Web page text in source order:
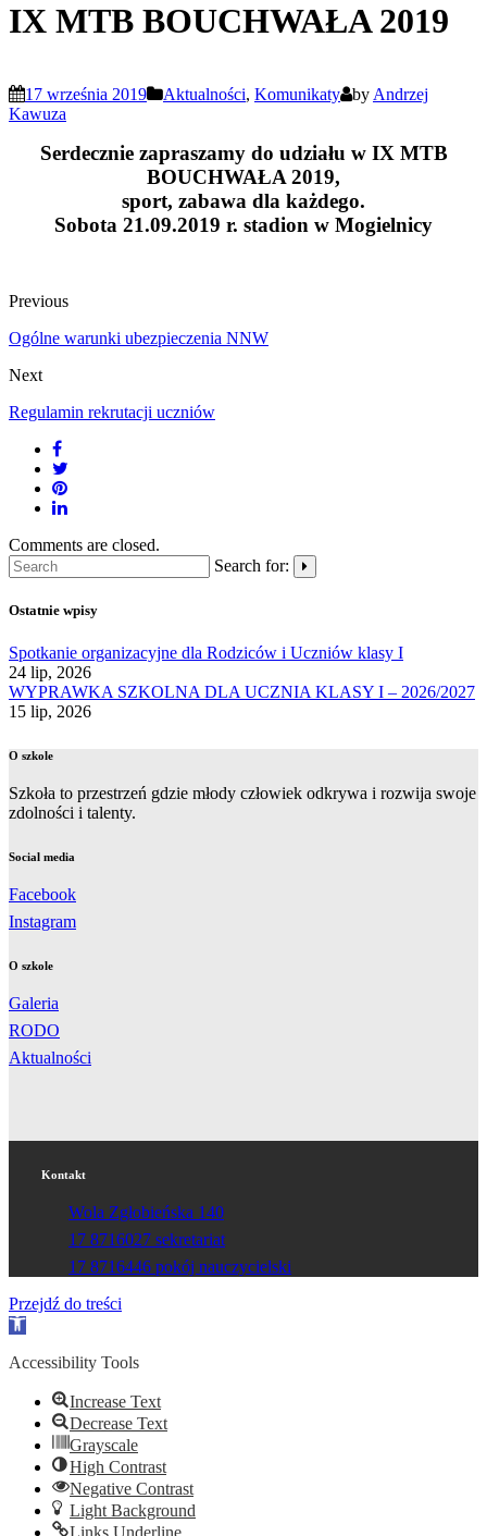
IX MTB BOUCHWAŁA 2019
17 września 2019 Aktualności, Komunikaty by Andrzej
Kawuza
Serdecznie zapraszamy do udziału w IX MTB
BOUCHWAŁA 2019,
sport, zabawa dla każdego.
Sobota 21.09.2019 r. stadion w Mogielnicy
Previous
Ogólne warunki ubezpieczenia NNW
Next
Regulamin rekrutacji uczniów
Comments are closed.
Search for:
Ostatnie wpisy
Spotkanie organizacyjne dla Rodziców i Uczniów klasy I
24 lip, 2026
WYPRAWKA SZKOLNA DLA UCZNIA KLASY I – 2026/2027
15 lip, 2026
O szkole
Szkoła to przestrzeń gdzie młody człowiek odkrywa i rozwija swoje
zdolności i talenty.
Social media
Facebook
Instagram
O szkole
Galeria
RODO
Aktualności
Kontakt
Wola Zgłobieńska 140
17 8716027 sekretariat
17 8716446 pokój nauczycielski
Przejdź do treści
Otwórz
narzędzi
Accessibility Tools
Increase Text
Decrease Text
Grayscale
High Contrast
Negative Contrast
Light Background
Links Underline